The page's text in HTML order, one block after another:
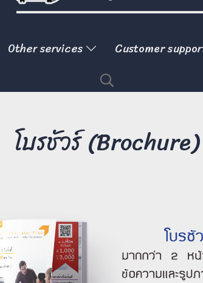
Other services Customer
โบรชัวร์ (Brochure)